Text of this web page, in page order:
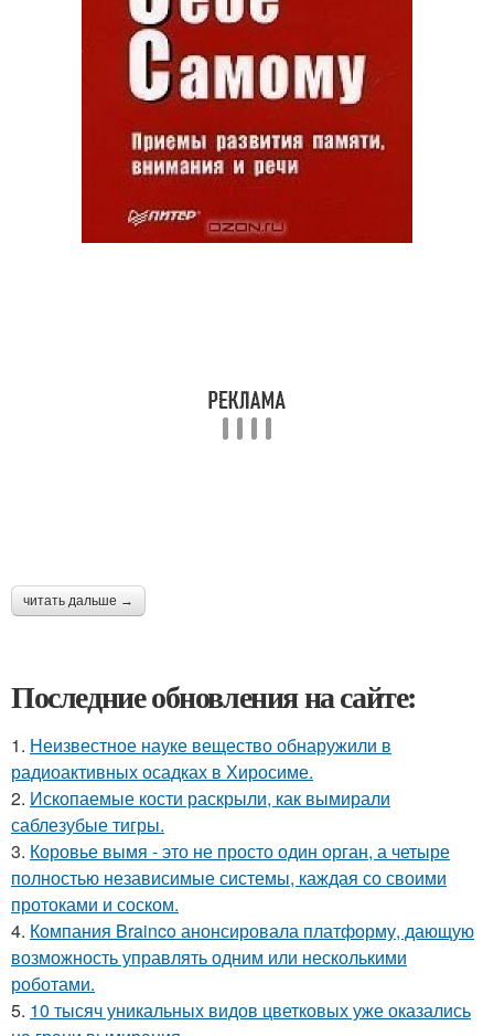
читать дальше →
Последние обновления на сайте:
1. Неизвестное науке вещество обнаружили в
радиоактивных осадках в Хиросиме.
2. Ископаемые кости раскрыли, как вымирали
саблезубые тигры.
3. Коровье вымя - это не просто один орган, а четыре
полностью независимые системы, каждая со своими
протоками и соском.
4. Компания Brainco анонсировала платформу, дающую
возможность управлять одним или несколькими
роботами.
5. 10 тысяч уникальных видов цветковых уже оказались